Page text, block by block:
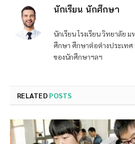
นักเรียน นักศึกษา
นักเรียน โรงเรียน วิทยาลัย
ศึกษา ศึกษาต่อต่างประเทศ
ของนักศึกษาฯลฯ
RELATED POSTS